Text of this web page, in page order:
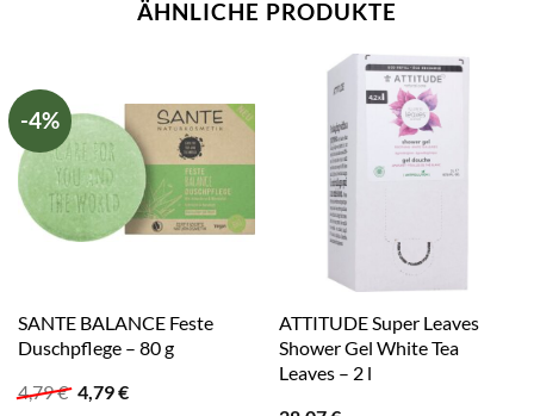
ÄHNLICHE PRODUKTE
-4%
SANTE BALANCE Feste
Duschpflege – 80 g
4,79€ Ursprünglicher
4,79€Aktueller
ATTITUDE Super Leaves
Shower Gel White Tea
Leaves – 2 l